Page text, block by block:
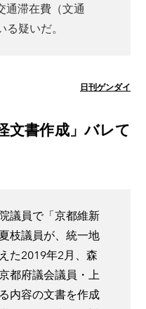
通滞在費（文通
る疑いだ。
日刊ゲンダイ
文書作成」バレて
議員で「京都維新
枝議員が、統一地
た2019年2月、森
都府議会議員・上
内容の文書を作成